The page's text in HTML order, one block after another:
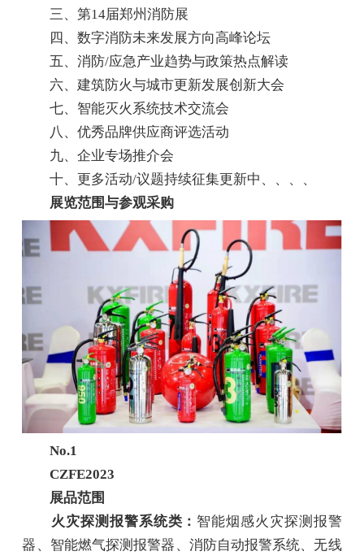
三、第14届郑州消防展
四、数字消防未来发展方向高峰论坛
五、消防/应急产业趋势与政策热点解读
六、建筑防火与城市更新发展创新大会
七、智能灭火系统技术交流会
八、优秀品牌供应商评选活动
九、企业专场推介会
十、更多活动/议题持续征集更新中、、、、
展览范围与参观采购
No.1
CZFE2023
展品范围
火灾探测报警系统类： 智能烟感火灾探测报警
器、智能燃气探测报警器、消防自动报警系统、无线